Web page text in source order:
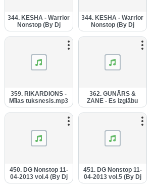
344. KESHA - Warrior
Nonstop (By Dj
Gonchix -
30.11.2012.) (1).mp3
344. KESHA - Warrior
Nonstop (By Dj
Gonchix -
30.11.2012.).mp3
359. RIKARDIONS -
Mīlas tuksnesis.mp3
362. GUNĀRS &
ZANE - Es izglābu
milestību.mp3
450. DG Nonstop 11-
04-2013 vol.4 (By Dj
Gonchix).mp3
451. DG Nonstop 11-
04-2013 vol.5 (By Dj
Gonchix).mp3